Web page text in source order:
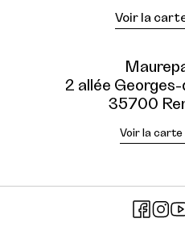
Voir la
2 allée
35700
Voir la carte